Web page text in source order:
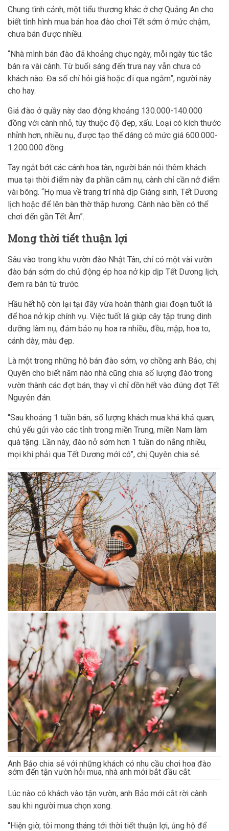
Chung tình cảnh, một tiểu thương khác ở chợ Quảng An cho
biết tình hình mua bán hoa đào chơi Tết sớm ở mức chậm,
chưa bán được nhiều.
“Nhà mình bán đào đã khoảng chục ngày, mỗi ngày túc tắc
bán ra vài cành. Từ buổi sáng đến trưa nay vẫn chưa có
khách nào. Đa số chỉ hỏi giá hoặc đi qua ngắm”, người này
cho hay.
Giá đào ở quầy này dao động khoảng 130.000-140.000
đồng với cành nhỏ, tùy thuộc độ đẹp, xấu. Loại có kích thước
nhỉnh hơn, nhiều nụ, được tạo thế dáng có mức giá 600.000-
1.200.000 đồng.
Tay ngắt bớt các cánh hoa tàn, người bán nói thêm khách
mua tại thời điểm này đa phần cắm nụ, cành chỉ cần nở điểm
vài bông. “Họ mua về trang trí nhà dịp Giáng sinh, Tết Dương
lịch hoặc để lên bàn thờ thắp hương. Cành nào bền có thể
chơi đến gần Tết Âm”.
Mong thời tiết thuận lợi
Sâu vào trong khu vườn đào Nhật Tân, chỉ có một vài vườn
đào bán sớm do chủ động ép hoa nở kịp dịp Tết Dương lịch,
đem ra bán từ trước.
Hầu hết hộ còn lại tại đây vừa hoàn thành giai đoạn tuốt lá
để hoa nở kịp chính vụ. Việc tuốt lá giúp cây tập trung dinh
dưỡng làm nụ, đảm bảo nụ hoa ra nhiều, đều, mập, hoa to,
cánh dày, màu đẹp.
Là một trong những hộ bán đào sớm, vợ chồng anh Bảo, chị
Quyên cho biết năm nào nhà cũng chia số lượng đào trong
vườn thành các đợt bán, thay vì chỉ dồn hết vào đúng đợt Tết
Nguyên đán.
“Sau khoảng 1 tuần bán, số lượng khách mua khá khả quan,
chủ yếu gửi vào các tỉnh trong miền Trung, miền Nam làm
quà tặng. Lần này, đào nở sớm hơn 1 tuần do nắng nhiều,
mọi khi phải qua Tết Dương mới có”, chị Quyên chia sẻ.
Anh Bảo chia sẻ với những khách có nhu cầu chơi hoa đào
sớm đến tận vườn hỏi mua, nhà anh mới bắt đầu cắt.
Lúc nào có khách vào tận vườn, anh Bảo mới cắt rời cành
sau khi người mua chọn xong.
“Hiện giờ, tôi mong tháng tới thời tiết thuận lợi, ủng hộ để